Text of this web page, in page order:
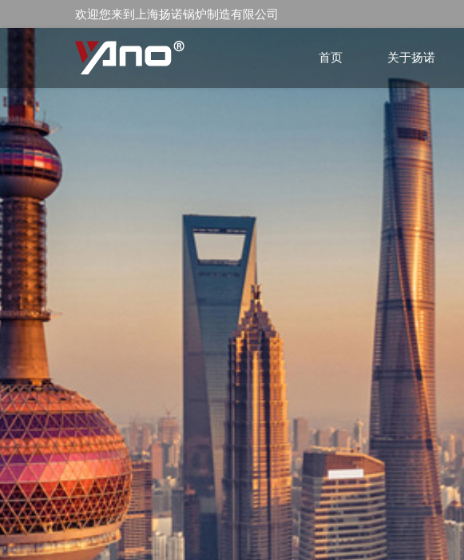
欢迎您来到上海扬诺锅炉制造有限公司
首页 关于扬诺